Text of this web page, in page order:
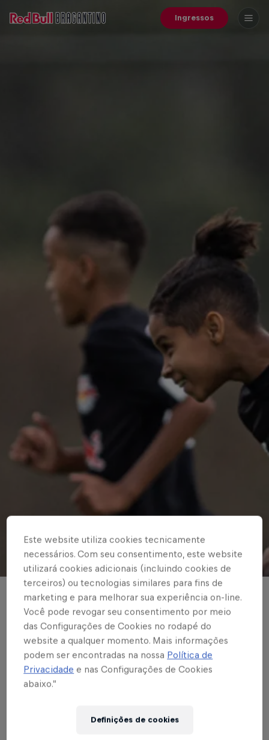
Ingressos
© Red Bull Bragantino
BASE MASCULINA
Sub-11 do Braga
encara o Palmeiras
nas quartas de final do
Este website utiliza cookies tecnicamente
necessários. Com seu consentimento, este website
utilizará cookies adicionais (incluindo cookies de
terceiros) ou tecnologias similares para fins de
marketing e para melhorar sua experiência on-line.
Você pode revogar seu consentimento por meio
das Configurações de Cookies no rodapé do
website a qualquer momento. Mais informações
podem ser encontradas na nossa Política de
Privacidade e nas Configurações de Cookies
abaixo.”
Definições de cookies